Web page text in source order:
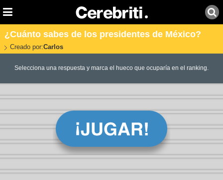
¿Cuánto sabes de los presidentes de México?
Creado por:Carlos
Selecciona una respuesta y marca el hueco que ocuparía en el ranking.